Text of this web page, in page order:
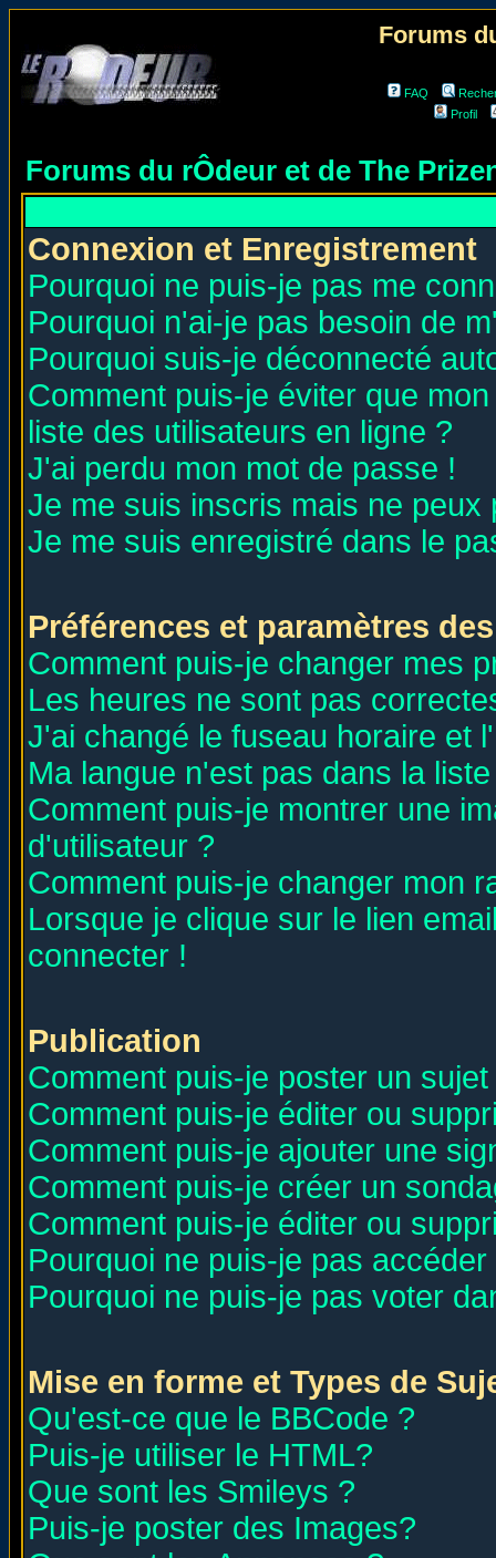
Forums
FAQ
Profil
Forums du rÔdeur et de The
Connexion et Enregistrement
Pourquoi ne puis-je pas me
Pourquoi n'ai-je pas besoin de
Pourquoi suis-je déconnecté
Comment puis-je éviter que
liste des utilisateurs en ligne ?
J'ai perdu mon mot de passe !
Je me suis inscris mais ne peux
Je me suis enregistré dans le
Préférences et paramètres
Comment puis-je changer mes
Les heures ne sont pas
J'ai changé le fuseau horaire et
Ma langue n'est pas dans la
Comment puis-je montrer une
d'utilisateur ?
Comment puis-je changer mon
Lorsque je clique sur le lien
connecter !
Publication
Comment puis-je poster un
Comment puis-je éditer ou
Comment puis-je ajouter une
Comment puis-je créer un
Comment puis-je éditer ou
Pourquoi ne puis-je pas
Pourquoi ne puis-je pas voter
Mise en forme et Types de
Qu'est-ce que le BBCode ?
Puis-je utiliser le HTML?
Que sont les Smileys ?
Puis-je poster des Images?